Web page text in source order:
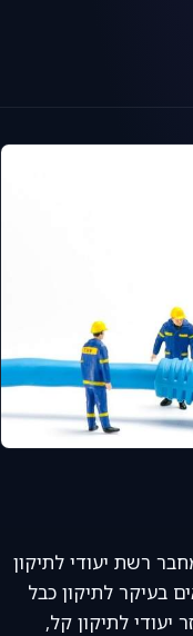
רשת יעודי לתיקון
בעיקר לתיקון כבל
לתיקון קל,